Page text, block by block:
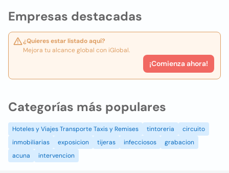
Empresas destacadas
¿Quieres estar listado aquí?
Mejora tu alcance global con iGlobal.
¡Comienza ahora!
Categorías más populares
Hoteles y Viajes Transporte Taxis y Remises tintoreria
circuito
inmobiliarias
exposicion tijeras infecciosos
grabacion
acuna
intervencion